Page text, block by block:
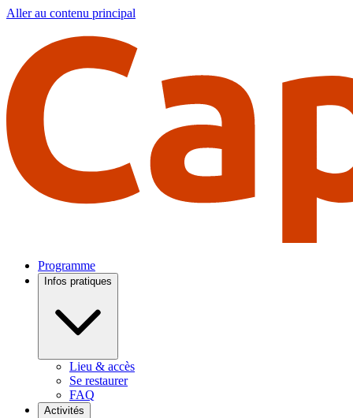
Aller au contenu principal
Programme
Infos pratiques
Lieu & accès
Se restaurer
FAQ
Activités